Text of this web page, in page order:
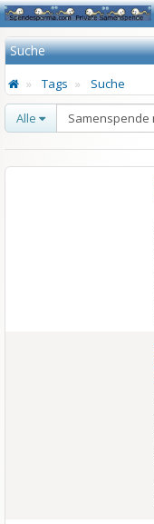
Suche
Tags Suche
Alle